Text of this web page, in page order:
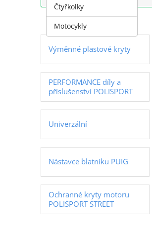
Výměnné plastové kryty
PERFORMANCE díly a
příslušenství POLISPORT
Univerzální
Nástavce blatníku PUIG
Ochranné kryty motoru
POLISPORT STREET
Čtyřkolky
Motocykly